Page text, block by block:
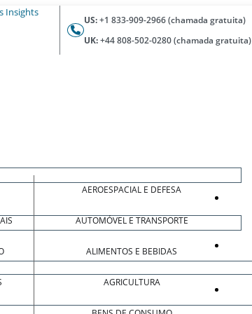
US:+1 833-909-2966 (chamada gratuita)
UK:+44 808-502-0280 (chamada gratuita)
AEROESPACIAL E DEFESA
AUTOMÓVEL E TRANSPORTE
ALIMENTOS E BEBIDAS
AGRICULTURA